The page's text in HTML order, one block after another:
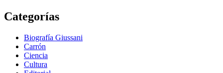
Categorías
Biografía Giussani
Carrón
Ciencia
Cultura